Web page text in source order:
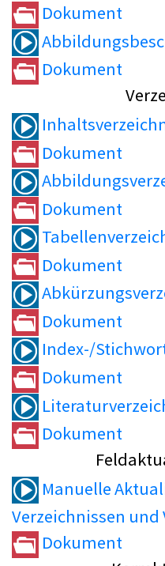
Dokument
Dokument
Dokument
Dokument
Dokument
Dokument
Index-/
Dokument
Dokument
Manuelle
Verzeichnissen und
Dokument